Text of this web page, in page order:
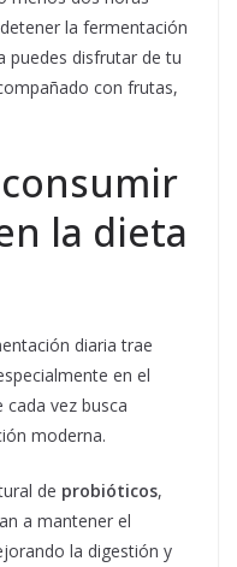
la fermentación
puedes disfrutar de tu
con frutas,
la dieta
diaria trae
en el
vez busca
moderna.
de probióticos,
a mantener el
la digestión y